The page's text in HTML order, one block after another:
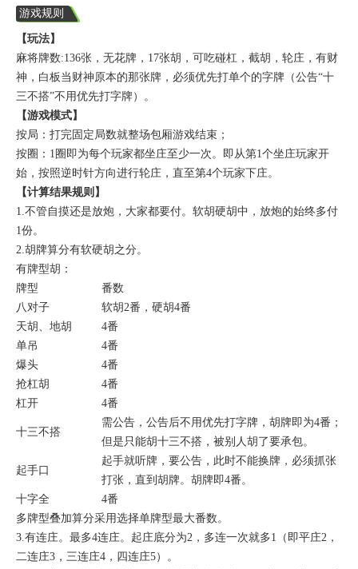
游戏规则
【玩法】
麻将牌数:136张，无花牌，17张胡，可吃碰杠，截胡，轮庄，有财
神，白板当财神原本的那张牌，必须优先打单个的字牌（公告“十
三不搭”不用优先打字牌）。
【游戏模式】
按局：打完固定局数就整场包厢游戏结束；
按圈：1圈即为每个玩家都坐庄至少一次。即从第1个坐庄玩家开
始，按照逆时针方向进行轮庄，直至第4个玩家下庄。
【计算结果规则】
1.不管自摸还是放炮，大家都要付。软胡硬胡中，放炮的始终多付
1份。
2.胡牌算分有软硬胡之分。
有牌型胡：
牌型
番数
八对子
软胡2番，硬胡4番
天胡、地胡
4番
单吊
4番
爆头
4番
抢杠胡
4番
杠开
4番
十三不搭
需公告，公告后不用优先打字牌，胡牌即为4番；
但是只能胡十三不搭，被别人胡了要承包。
起手口
起手就听牌，要公告，此时不能换牌，必须抓张
打张，直到胡牌。胡牌即4番。
十字全
4番
多牌型叠加算分采用选择单牌型最大番数。
3.有连庄。最多4连庄。起庄底分为2，多连一次就多1（即平庄2，
二连庄3，三连庄4，四连庄5）。